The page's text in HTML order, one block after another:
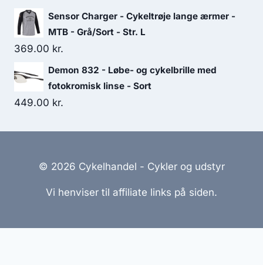
Sensor Charger - Cykeltrøje lange ærmer -
MTB - Grå/Sort - Str. L
369.00 kr.
Demon 832 - Løbe- og cykelbrille med
fotokromisk linse - Sort
449.00 kr.
© 2026 Cykelhandel - Cykler og udstyr
Vi henviser til affiliate links på siden.